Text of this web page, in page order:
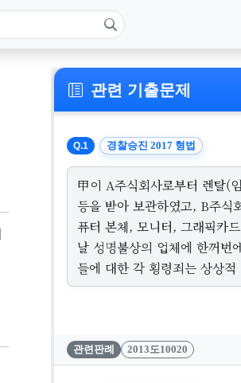
관련 기출문제
Q.1 경찰승진 2017 형법
甲이 A주식회사로부터 렌탈(
등을 받아 보관하였고, B주식
퓨터 본체, 모니터, 그래픽카
날 성명불상의 업체에 한꺼번
들에 대한 각 횡령죄는 상상
관련판례 2013도10020